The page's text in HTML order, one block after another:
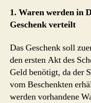
1. Waren werden in
Geschenk verteilt
Das Geschenk soll
den ersten Akt des
Geld benötigt, da der
vom Beschenkten
werden vorhandene